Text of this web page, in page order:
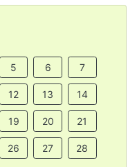
5 6 7
12 13 14
19 20 21
26 27 28